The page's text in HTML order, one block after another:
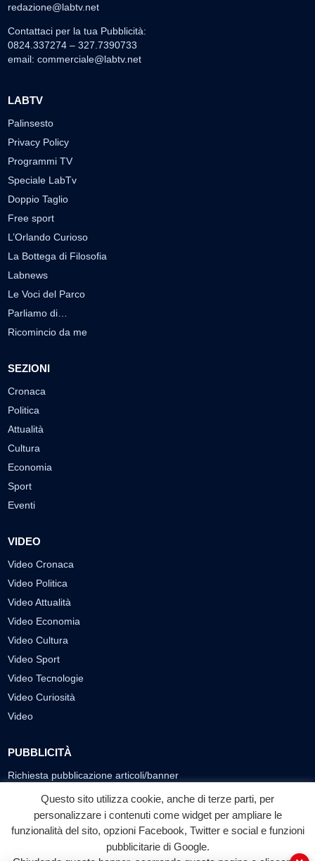
redazione@labtv.net
Contattaci per la tua Pubblicità:
0824.337274 – 327.7390733
email: commerciale@labtv.net
LABTV
Palinsesto
Privacy Policy
Programmi TV
Speciale LabTv
Doppio Taglio
Free sport
L’Orlando Curioso
La Bottega di Filosofia
Labnews
Le Voci del Parco
Parliamo di…
Ricomincio da me
SEZIONI
Cronaca
Politica
Attualità
Cultura
Economia
Sport
Eventi
VIDEO
Video Cronaca
Video Politica
Video Attualità
Video Economia
Video Cultura
Video Sport
Video Tecnologie
Video Curiosità
Video
PUBBLICITÀ
Richiesta pubblicazione articoli/banner
SEGUICI SUI SOCIAL
f
Facebook
◎ ▶
YouTube
Questo sito utilizza cookie, anche di terze parti, per
personalizzare i contenuti come widget per ampliare le
funzionalità del sito, opzioni Facebook, Twitter e social e funzioni
pubblicitarie di Google.